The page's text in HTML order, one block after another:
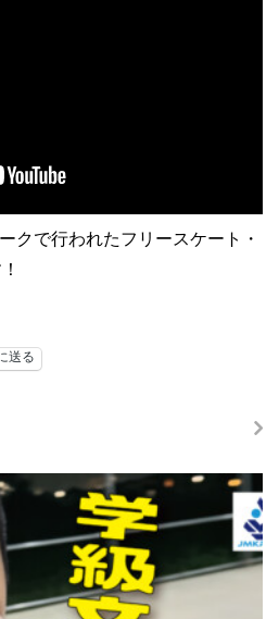
クで行われたフリースケート・
送る